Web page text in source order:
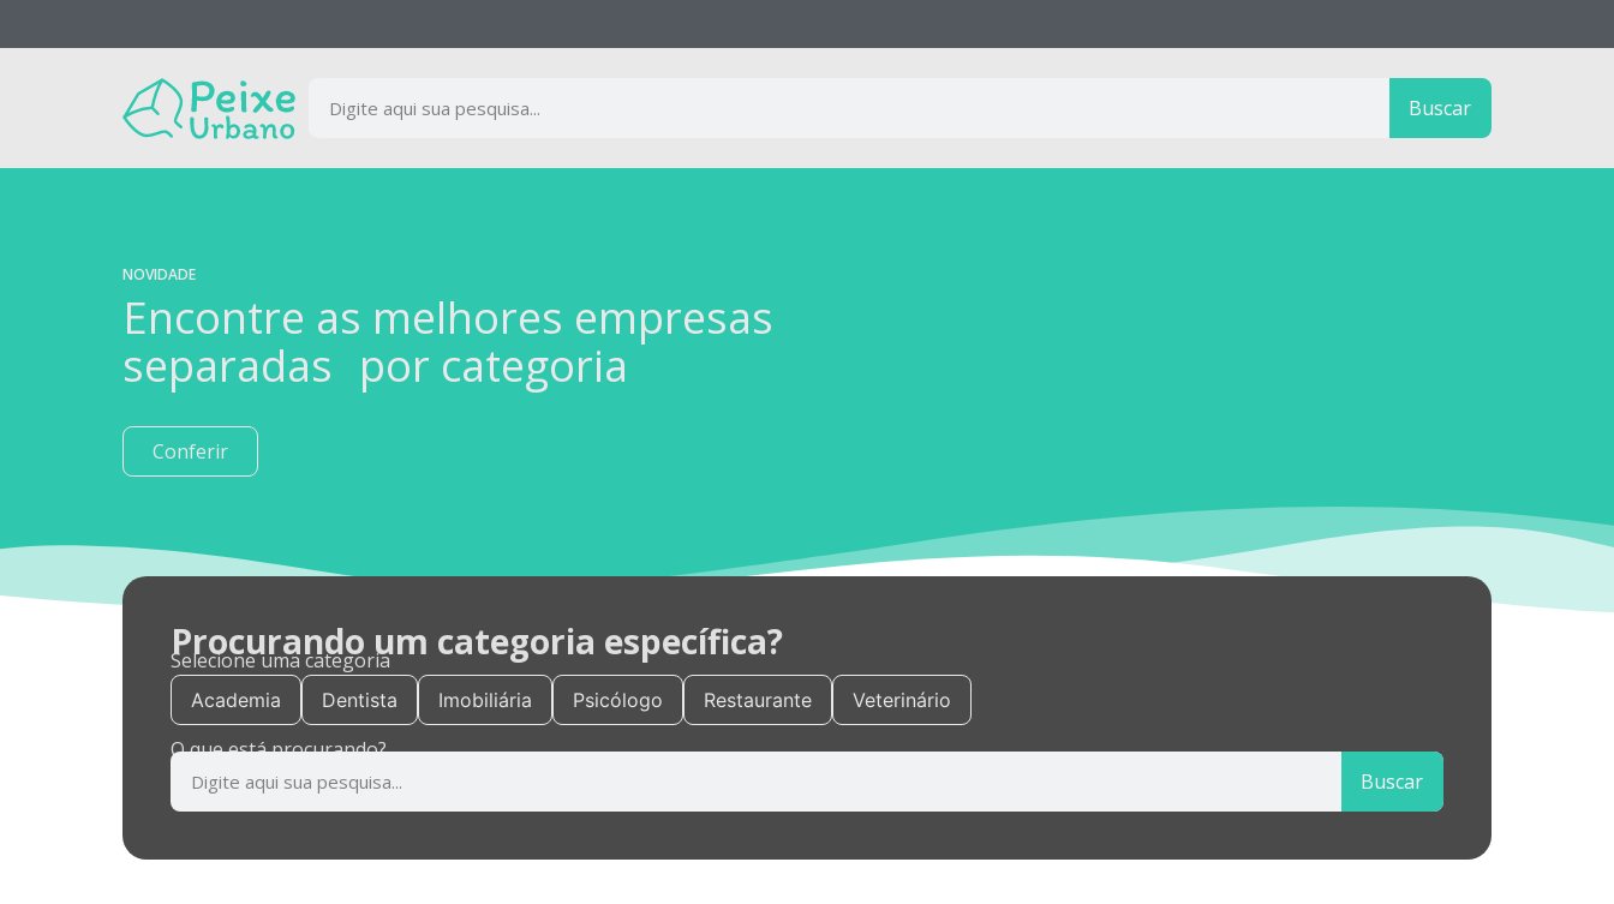
Buscar
NOVIDADE
Encontre as melhores empresas
separadas por categoria
Conferir
Procurando um categoria específica?
Selecione uma categoria
Academia Dentista Imobiliária Psicólogo Restaurante Veterinário
O que está procurando?
Buscar